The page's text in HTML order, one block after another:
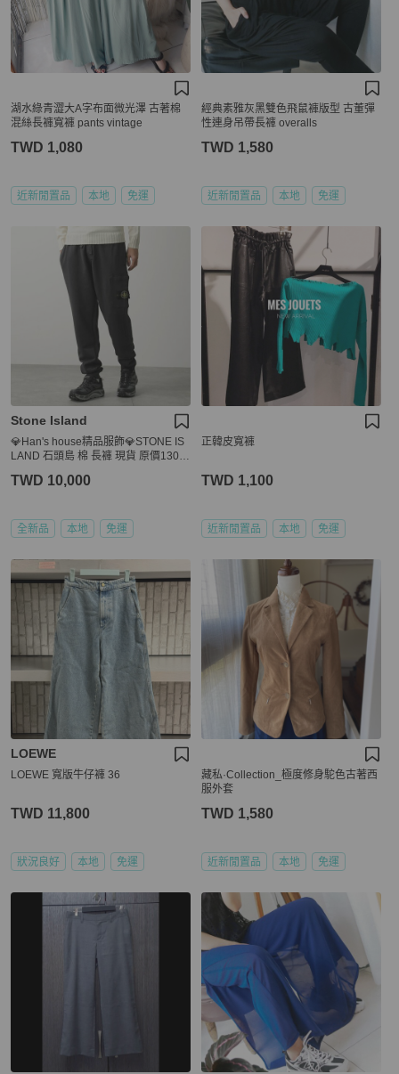
湖水綠青澀大A字布面微光澤 古著棉
混絲長褲寬褲 pants vintage
TWD 1,080
近新閒置品 本地 免運
經典素雅灰黑雙色飛鼠褲版型 古董彈
性連身吊帶長褲 overalls
TWD 1,580
近新閒置品 本地 免運
Stone Island
💎Han's house精品服飾💎STONE IS
LAND 石頭島 棉 長褲 現貨 原價1300
TWD 10,000
全新品 本地 免運
正韓皮寬褲
TWD 1,100
近新閒置品 本地 免運
LOEWE
LOEWE 寬版牛仔褲 36
TWD 11,800
狀況良好 本地 免運
藏私·Collection_極度修身駝色古著西
服外套
TWD 1,580
近新閒置品 本地 免運